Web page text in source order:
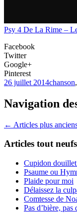
Psy 4 De La Rime –
Facebook
Twitter
Google+
Pinterest
26 juillet 2014chanson,
Navigation
← Articles plus
Articles tout neufs
Cupidon
Psaume ou
Plaide pour moi
Délaissez la
Comtesse de
Pas d’bière, pas